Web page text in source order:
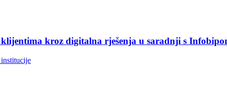
kroz digitalna rješenja u saradnji s